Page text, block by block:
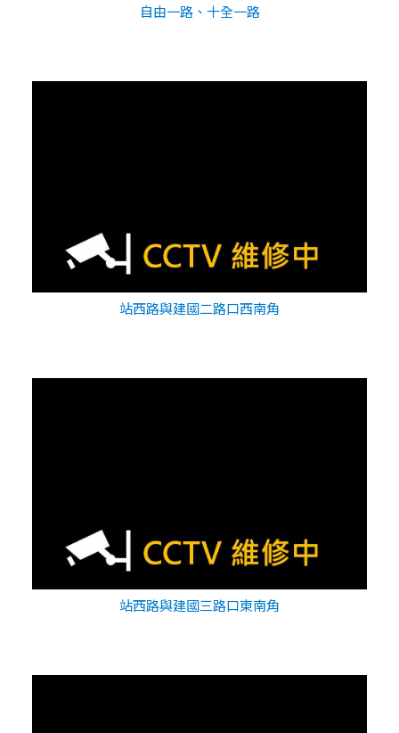
自由一路、十全一路
站西路與建國二路口西南角
站西路與建國三路口東南角